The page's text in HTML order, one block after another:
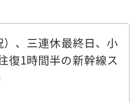
、三連休最終日、小
復1時間半の新幹線ス